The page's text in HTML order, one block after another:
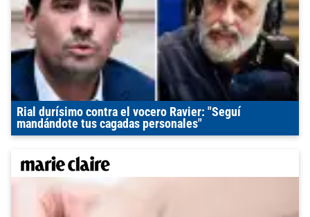
Rial durísimo contra el vocero Ravier: "Seguí
mandándote tus cagadas personales"